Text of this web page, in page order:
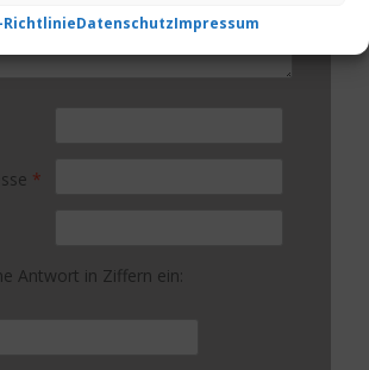
RichtlinieDatenschutzImpressum
*
Antwort in Ziffern ein: